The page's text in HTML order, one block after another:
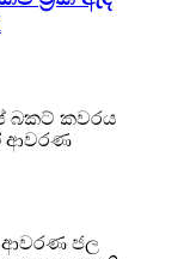
බකට් කවරය
ආවරණ